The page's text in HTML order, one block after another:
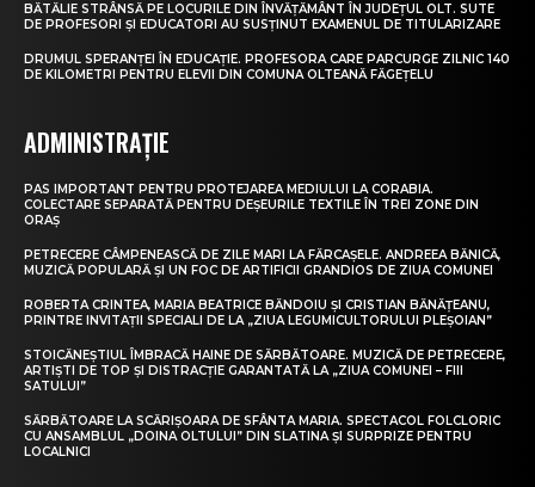
BĂTĂLIE STRÂNSĂ PE LOCURILE DIN ÎNVĂȚĂMÂNT ÎN JUDEȚUL OLT. SUTE
DE PROFESORI ȘI EDUCATORI AU SUSȚINUT EXAMENUL DE TITULARIZARE
DRUMUL SPERANȚEI ÎN EDUCAȚIE. PROFESORA CARE PARCURGE ZILNIC 140
DE KILOMETRI PENTRU ELEVII DIN COMUNA OLTEANĂ FĂGEȚELU
ADMINISTRAȚIE
PAS IMPORTANT PENTRU PROTEJAREA MEDIULUI LA CORABIA.
COLECTARE SEPARATĂ PENTRU DEȘEURILE TEXTILE ÎN TREI ZONE DIN
ORAȘ
PETRECERE CÂMPENEASCĂ DE ZILE MARI LA FĂRCAȘELE. ANDREEA BĂNICĂ,
MUZICĂ POPULARĂ ȘI UN FOC DE ARTIFICII GRANDIOS DE ZIUA COMUNEI
ROBERTA CRINTEA, MARIA BEATRICE BĂNDOIU ȘI CRISTIAN BĂNĂȚEANU,
PRINTRE INVITAȚII SPECIALI DE LA „ZIUA LEGUMICULTORULUI PLEȘOIAN”
STOICĂNEȘTIUL ÎMBRACĂ HAINE DE SĂRBĂTOARE. MUZICĂ DE PETRECERE,
ARTIȘTI DE TOP ȘI DISTRACȚIE GARANTATĂ LA „ZIUA COMUNEI – FIII
SATULUI”
SĂRBĂTOARE LA SCĂRIȘOARA DE SFÂNTA MARIA. SPECTACOL FOLCLORIC
CU ANSAMBLUL „DOINA OLTULUI” DIN SLATINA ȘI SURPRIZE PENTRU
LOCALNICI